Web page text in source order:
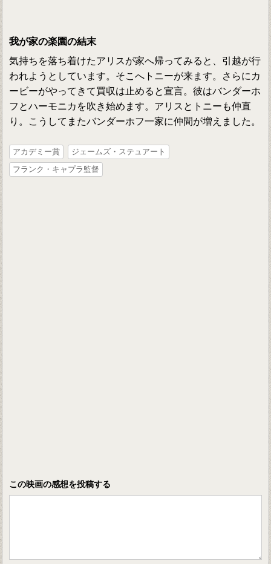
我が家の楽園の結末
気持ちを落ち着けたアリスが家へ帰ってみると、引越が行
われようとしています。そこへトニーが来ます。さらにカ
ービーがやってきて買収は止めると宣言。彼はバンダーホ
フとハーモニカを吹き始めます。アリスとトニーも仲直
り。こうしてまたバンダーホフ一家に仲間が増えました。
アカデミー賞
ジェームズ・ステュアート
フランク・キャプラ監督
この映画の感想を投稿する